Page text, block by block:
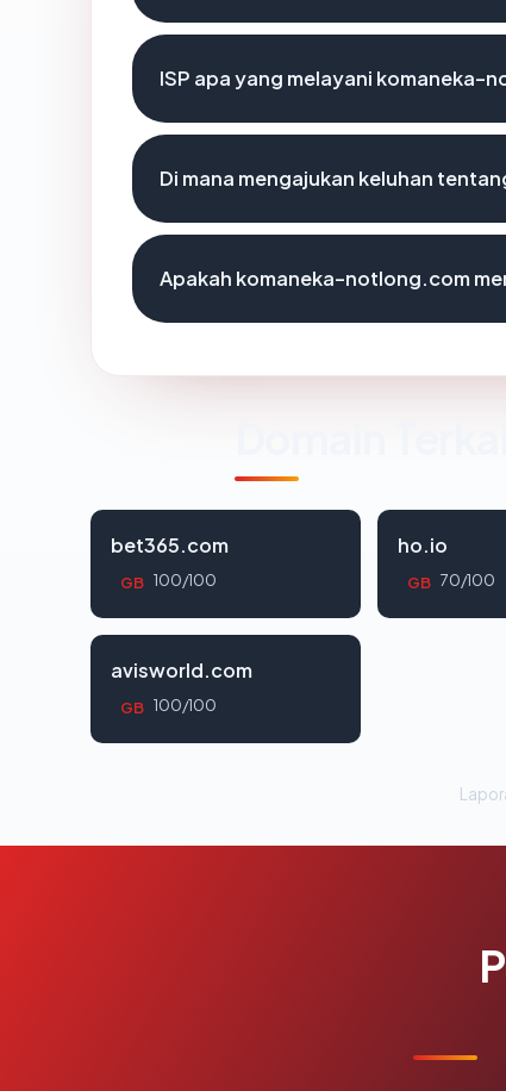
ISP apa yang melayani komaneka-
Di mana mengajukan keluhan
Apakah komaneka-notlong.com
bet365.com
GB 100/100
ho.io
GB 70/100
avisworld.com
GB 100/100